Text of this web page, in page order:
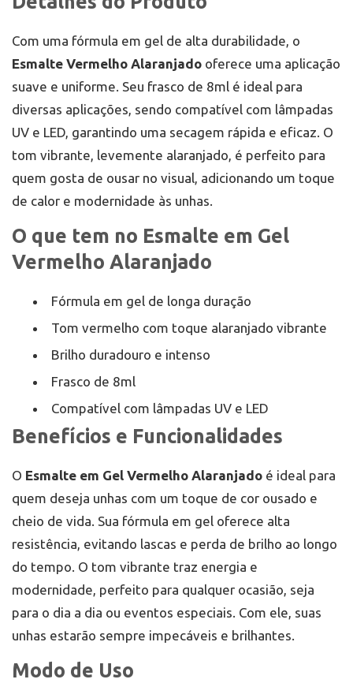
Com uma fórmula em gel de alta durabilidade, o
Esmalte Vermelho Alaranjado oferece uma aplicação
suave e uniforme. Seu frasco de 8ml é ideal para
diversas aplicações, sendo compatível com lâmpadas
UV e LED, garantindo uma secagem rápida e eficaz. O
tom vibrante, levemente alaranjado, é perfeito para
quem gosta de ousar no visual, adicionando um toque
de calor e modernidade às unhas.
O que tem no Esmalte em Gel
Vermelho Alaranjado
Fórmula em gel de longa duração
Tom vermelho com toque alaranjado vibrante
Brilho duradouro e intenso
Frasco de 8ml
Compatível com lâmpadas UV e LED
Benefícios e Funcionalidades
O Esmalte em Gel Vermelho Alaranjado é ideal para
quem deseja unhas com um toque de cor ousado e
cheio de vida. Sua fórmula em gel oferece alta
resistência, evitando lascas e perda de brilho ao longo
do tempo. O tom vibrante traz energia e
modernidade, perfeito para qualquer ocasião, seja
para o dia a dia ou eventos especiais. Com ele, suas
unhas estarão sempre impecáveis e brilhantes.
Modo de Uso